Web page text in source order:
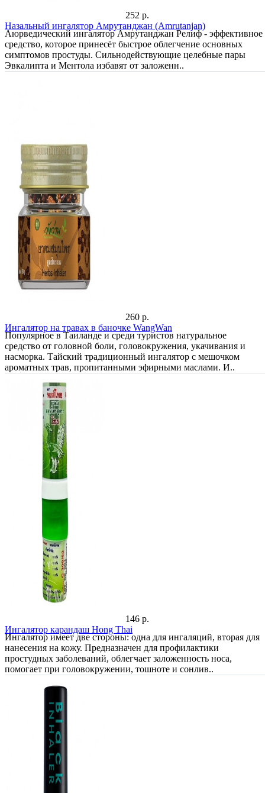
252 р.
Назальный ингалятор Амрутанджан (Amrutanjan)
Аюрведический ингалятор Амрутанджан Релиф - эффективное
средство, которое принесёт быстрое облегчение основных
симптомов простуды. Сильнодействующие целебные пары
Эвкалипта и Ментола избавят от заложенн..
260 р.
Ингалятор на травах в баночке WangWan
Популярное в Таиланде и среди туристов натуральное
средство от головной боли, головокружения, укачивания и
насморка. Тайский традиционный ингалятор с мешочком
ароматных трав, пропитанными эфирными маслами. И..
146 р.
Ингалятор карандаш Hong Thai
Ингалятор имеет две стороны: одна для ингаляций, вторая для
нанесения на кожу. Предназначен для профилактики
простудных заболеваний, облегчает заложенность носа,
помогает при головокружении, тошноте и сонлив..